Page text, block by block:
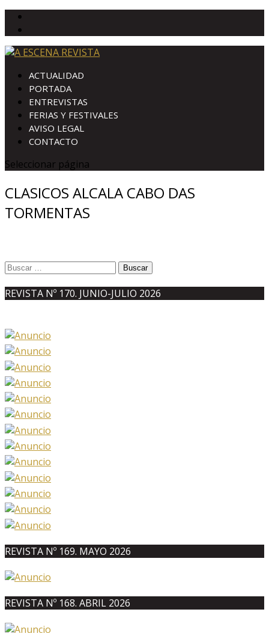
ACTUALIDAD
PORTADA
ENTREVISTAS
FERIAS Y FESTIVALES
AVISO LEGAL
CONTACTO
Seleccionar página
CLASICOS ALCALA CABO DAS
TORMENTAS
Buscar:
REVISTA Nº 170. JUNIO-JULIO 2026
REVISTA Nº 169. MAYO 2026
REVISTA Nº 168. ABRIL 2026